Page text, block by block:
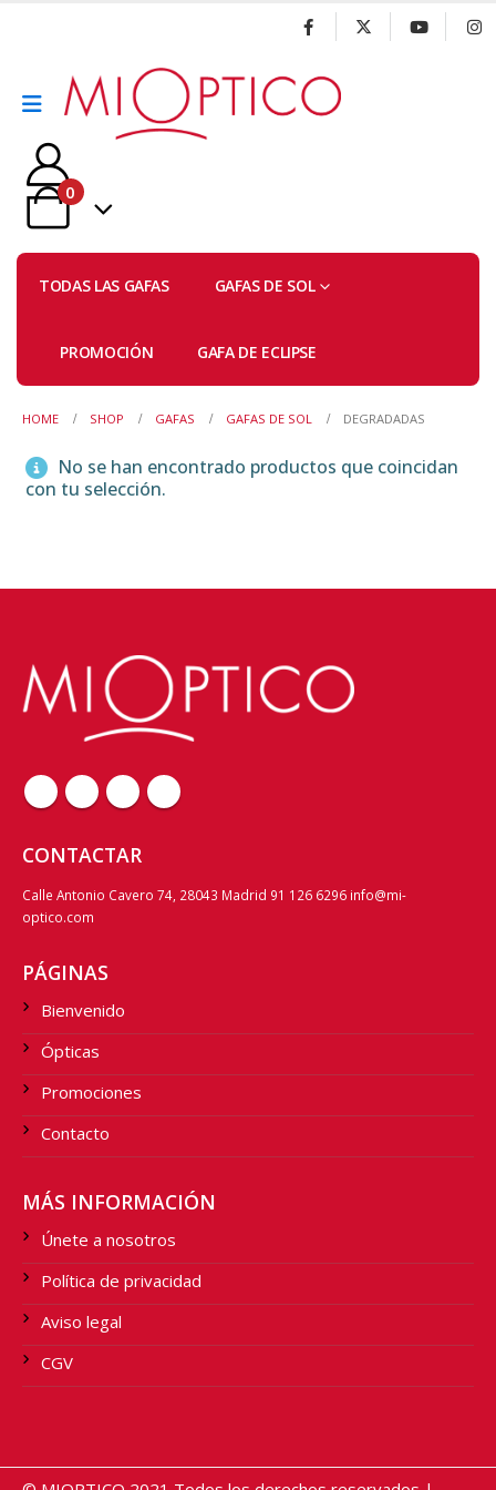
0
TODAS LAS GAFAS GAFAS DE SOL
PROMOCIÓN GAFA DE ECLIPSE
HOME SHOP GAFAS GAFAS DE SOL DEGRADADAS
No se han encontrado productos que coincidan
con tu selección.
CONTACTAR
Calle Antonio Cavero 74, 28043 Madrid 91 126 6296 info@mi-
optico.com
PÁGINAS
Bienvenido
Ópticas
Promociones
Contacto
MÁS INFORMACIÓN
Únete a nosotros
Política de privacidad
Aviso legal
CGV